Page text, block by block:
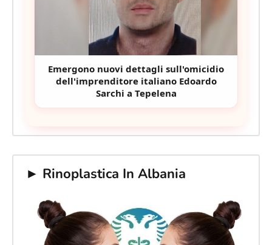
Emergono nuovi dettagli sull'omicidio
dell'imprenditore italiano Edoardo
Sarchi a Tepelena
► Rinoplastica In Albania